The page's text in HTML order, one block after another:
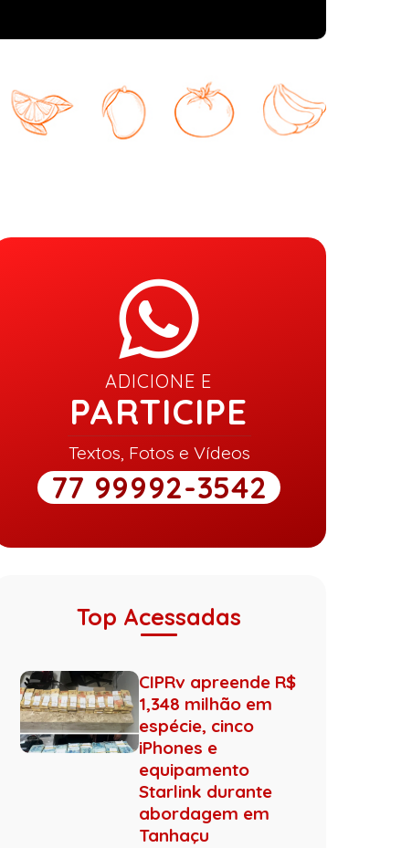
ADICIONE E
PARTICIPE
Textos, Fotos e Vídeos
77 99992-3542
Top Acessadas
CIPRv apreende R$
1,348 milhão em
espécie, cinco
iPhones e
equipamento
Starlink durante
abordagem em
Tanhaçu